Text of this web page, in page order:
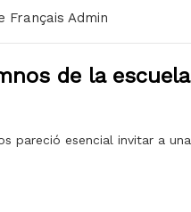
Français Admin
de la escuela
pareció esencial invitar a una